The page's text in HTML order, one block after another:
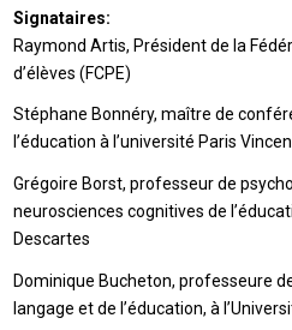
Signataires:
Raymond Artis, Président de la
d’élèves (FCPE)
Stéphane Bonnéry, maître de
l’éducation à l’université Paris
Grégoire Borst, professeur de
neurosciences cognitives de
Descartes
Dominique Bucheton, professeure
langage et de l’éducation, à